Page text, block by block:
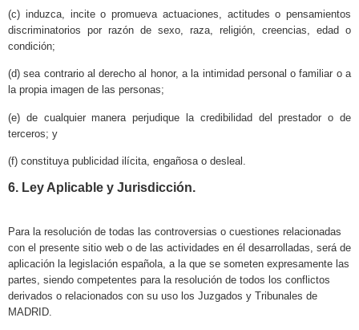
(c) induzca, incite o promueva actuaciones, actitudes o pensamientos
discriminatorios por razón de sexo, raza, religión, creencias, edad o
condición;
(d) sea contrario al derecho al honor, a la intimidad personal o familiar o a
la propia imagen de las personas;
(e) de cualquier manera perjudique la credibilidad del prestador o de
terceros; y
(f) constituya publicidad ilícita, engañosa o desleal.
6. Ley Aplicable y Jurisdicción.
Para la resolución de todas las controversias o cuestiones relacionadas
con el presente sitio web o de las actividades en él desarrolladas, será de
aplicación la legislación española, a la que se someten expresamente las
partes, siendo competentes para la resolución de todos los conflictos
derivados o relacionados con su uso los Juzgados y Tribunales de
MADRID.